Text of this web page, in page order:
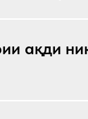
ақди